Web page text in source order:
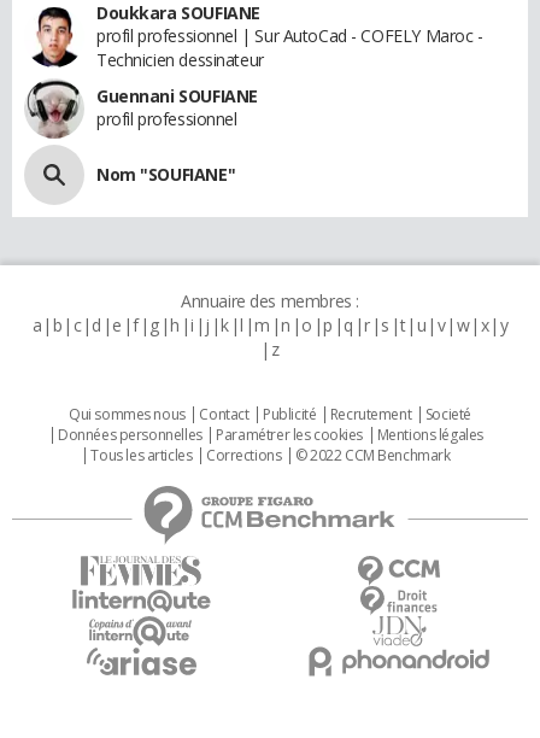
Doukkara SOUFIANE
profil professionnel | Sur AutoCad - COFELY Maroc -
Technicien dessinateur
Guennani SOUFIANE
profil professionnel
Nom "SOUFIANE"
Annuaire des membres :
a b c d e f g h i j k l m n o p q r s t u v w x y
z
Qui sommes nous Contact Publicité Recrutement
Societé
Données personnelles
Paramétrer les cookies
Mentions légales
Tous les articles
Corrections © 2022 CCM Benchmark